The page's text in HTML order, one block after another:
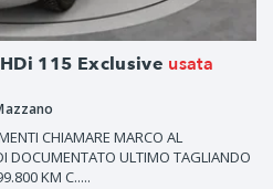
115 Exclusive usata
CHIAMARE MARCO AL
DOCUMENTATO ULTIMO TAGLIANDO
KM C.....